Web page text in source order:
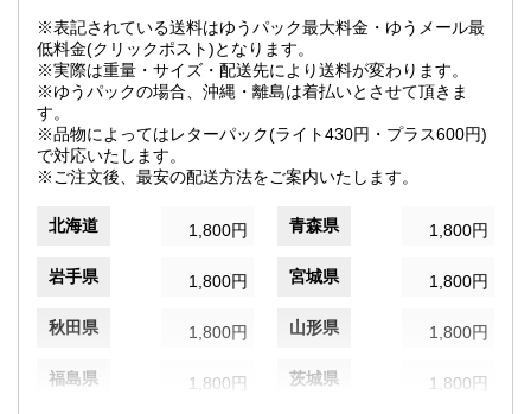
※表記されている送料はゆうパック最大料金・ゆうメール最
低料金(クリックポスト)となります。
※実際は重量・サイズ・配送先により送料が変わります。
※ゆうパックの場合、沖縄・離島は着払いとさせて頂きま
す。
※品物によってはレターパック(ライト430円・プラス600円)
で対応いたします。
※ご注文後、最安の配送方法をご案内いたします。
北海道 1,800円 青森県 1,800円
岩手県 1,800円 宮城県 1,800円
秋田県 1,800円 山形県 1,800円
福島県 1,800円 茨城県 1,800円